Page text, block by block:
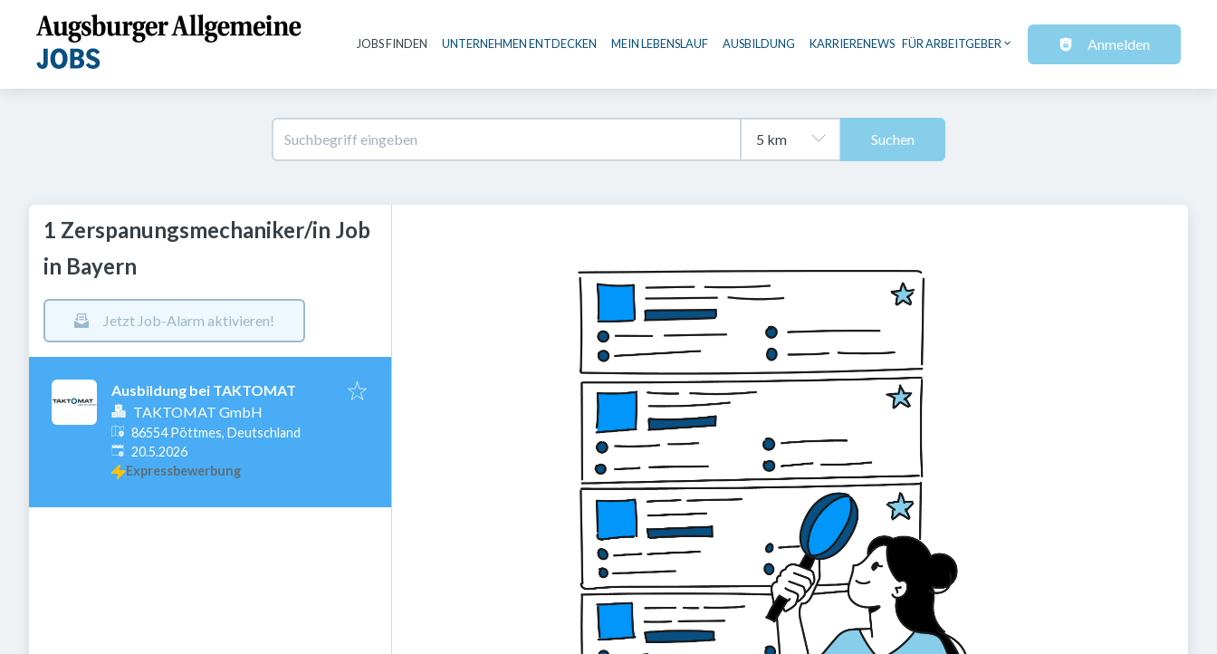
Haupt-Navigation
JOBS FINDEN UNTERNEHMEN ENTDECKEN MEIN LEBENSLAUF AUSBILDUNG KARRIERENEWS FÜR ARBEITGEBER Anmelden
Suchen
1 Zerspanungsmechaniker/in Job
in Bayern
Jetzt Job-Alarm aktivieren!
Ausbildung bei TAKTOMAT
TAKTOMAT GmbH
86554 Pöttmes, Deutschland
Veröffentlicht
20.5.2026
Expressbewerbung